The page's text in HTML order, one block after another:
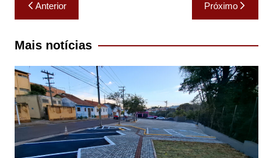
de
Post
Anterior Próximo
Mais notícias